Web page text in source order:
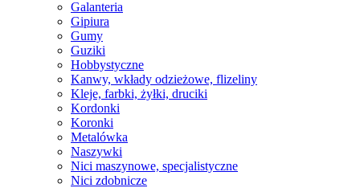
Galanteria
Gipiura
Gumy
Guziki
Hobbystyczne
Kanwy, wkłady odzieżowe, flizeliny
Kleje, farbki, żyłki, druciki
Kordonki
Koronki
Metalówka
Naszywki
Nici maszynowe, specjalistyczne
Nici zdobnicze